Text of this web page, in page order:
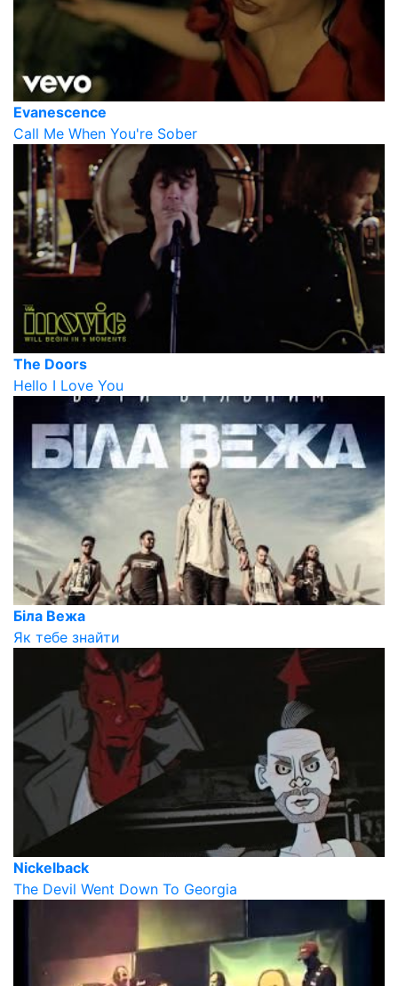
Evanescence
Call Me When You're Sober
The Doors
Hello I Love You
Біла Вежа
Як тебе знайти
Nickelback
The Devil Went Down To Georgia